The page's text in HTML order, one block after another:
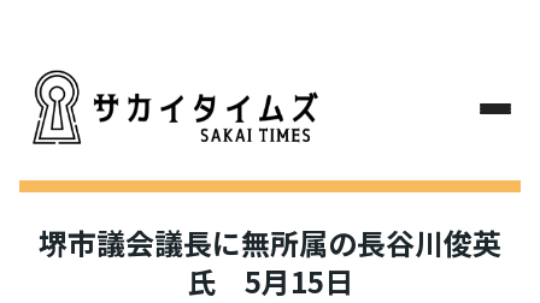
堺市議会議長に無所属の長谷川俊英
氏 5月15日